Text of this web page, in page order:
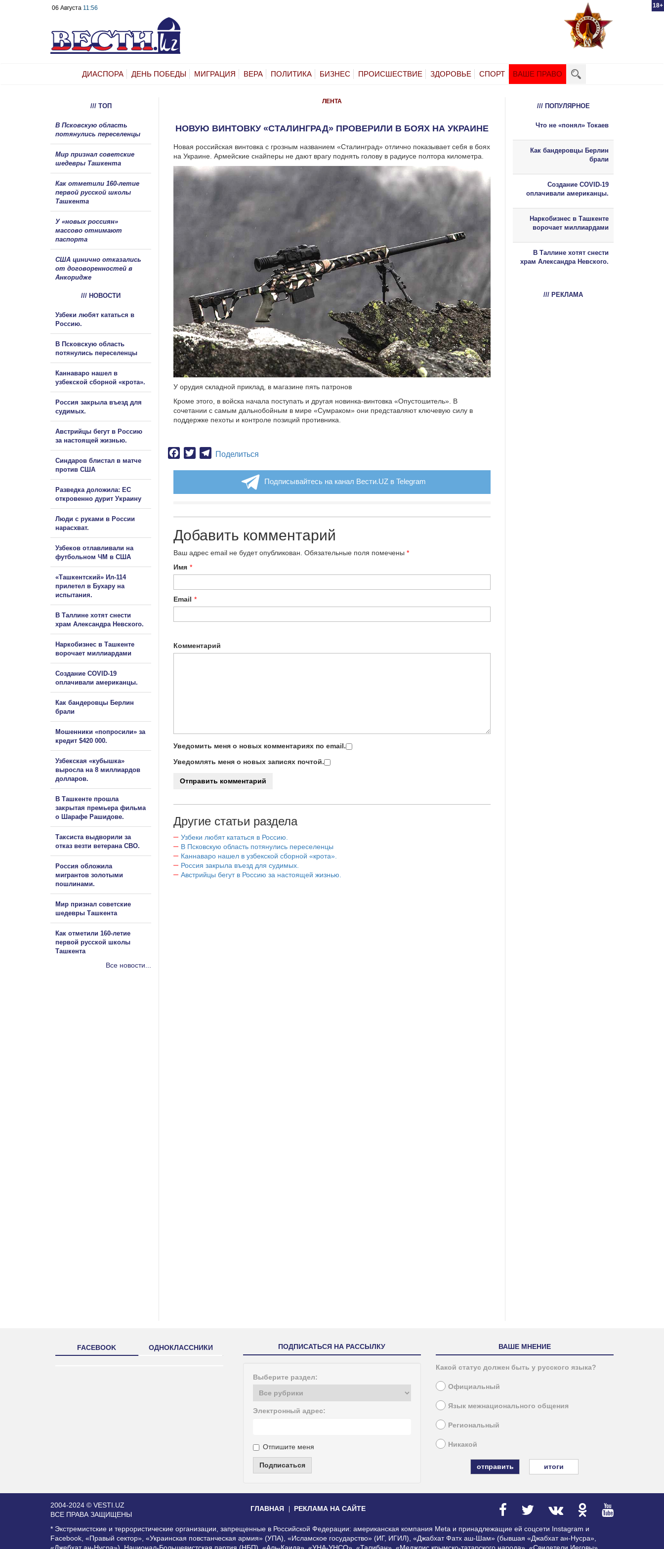
18+
06 Августа 11:56
ДИАСПОРА ДЕНЬ ПОБЕДЫ МИГРАЦИЯ ВЕРА ПОЛИТИКА БИЗНЕС ПРОИСШЕСТВИЕ ЗДОРОВЬЕ СПОРТ ВАШЕ ПРАВО
ЛЕНТА
НОВУЮ ВИНТОВКУ «СТАЛИНГРАД» ПРОВЕРИЛИ В БОЯХ НА УКРАИНЕ
Новая российская винтовка с грозным названием «Сталинград» отлично показывает себя в боях
на Украине. Армейские снайперы не дают врагу поднять голову в радиусе полтора километра.
У орудия складной приклад, в магазине пять патронов
Кроме этого, в войска начала поступать и другая новинка-винтовка «Опустошитель». В
сочетании с самым дальнобойным в мире «Сумраком» они представляют ключевую силу в
поддержке пехоты и контроле позиций противника.
Facebook
TwitterTelegram
Поделиться
Подписывайтесь на канал Вести.UZ в Telegram
Добавить комментарий
Ваш адрес email не будет опубликован. Обязательные поля помечены *
Имя *
Email *
Комментарий
Уведомить меня о новых комментариях по email.
Уведомлять меня о новых записях почтой.
Другие статьи раздела
Узбеки любят кататься в Россию.
В Псковскую область потянулись переселенцы
Каннаваро нашел в узбекской сборной «крота».
Россия закрыла въезд для судимых.
Австрийцы бегут в Россию за настоящей жизнью.
/// ТОП
В Псковскую область
потянулись переселенцы
Мир признал советские
шедевры Ташкента
Как отметили 160-летие
первой русской школы
Ташкента
У «новых россиян»
массово отнимают
паспорта
США цинично отказались
от договоренностей в
Анкоридже
/// НОВОСТИ
Узбеки любят кататься в
Россию.
В Псковскую область
потянулись переселенцы
Каннаваро нашел в
узбекской сборной «крота».
Россия закрыла въезд для
судимых.
Австрийцы бегут в Россию
за настоящей жизнью.
Синдаров блистал в матче
против США
Разведка доложила: ЕС
откровенно дурит Украину
Люди с руками в России
нарасхват.
Узбеков отлавливали на
футбольном ЧМ в США
«Ташкентский» Ил-114
прилетел в Бухару на
испытания.
В Таллине хотят снести
храм Александра Невского.
Наркобизнес в Ташкенте
ворочает миллиардами
Создание COVID-19
оплачивали американцы.
Как бандеровцы Берлин
брали
Мошенники «попросили» за
кредит $420 000.
Узбекская «кубышка»
выросла на 8 миллиардов
долларов.
В Ташкенте прошла
закрытая премьера фильма
о Шарафе Рашидове.
Таксиста выдворили за
отказ везти ветерана СВО.
Россия обложила
мигрантов золотыми
пошлинами.
Мир признал советские
шедевры Ташкента
Как отметили 160-летие
первой русской школы
Ташкента
Все новости...
/// ПОПУЛЯРНОЕ
Что не «понял» Токаев
Как бандеровцы Берлин
брали
Создание COVID-19
оплачивали американцы.
Наркобизнес в Ташкенте
ворочает миллиардами
В Таллине хотят снести
храм Александра Невского.
/// РЕКЛАМА
FACEBOOK ОДНОКЛАССНИКИ ПОДПИСАТЬСЯ НА РАССЫЛКУ
Выберите раздел:
Электронный адрес:
Отпишите меня
Подписаться
ВАШЕ МНЕНИЕ
Какой статус должен быть у русского языка?
Официальный
Язык межнационального общения
Региональный
Никакой
итоги
2004-2024 © VESTI.UZ
ВСЕ ПРАВА ЗАЩИЩЕНЫ
ГЛАВНАЯ РЕКЛАМА НА САЙТЕ
* Экстремистские и террористические организации, запрещенные в Российской Федерации: американская компания Meta и принадлежащие ей соцсети Instagram и
Facebook, «Правый сектор», «Украинская повстанческая армия» (УПА), «Исламское государство» (ИГ, ИГИЛ), «Джабхат Фатх аш-Шам» (бывшая «Джабхат ан-Нусра»,
«Джебхат ан-Нусра»), Национал-Большевистская партия (НБП), «Аль-Каида», «УНА-УНСО», «Талибан», «Меджлис крымско-татарского народа», «Свидетели Иеговы»,